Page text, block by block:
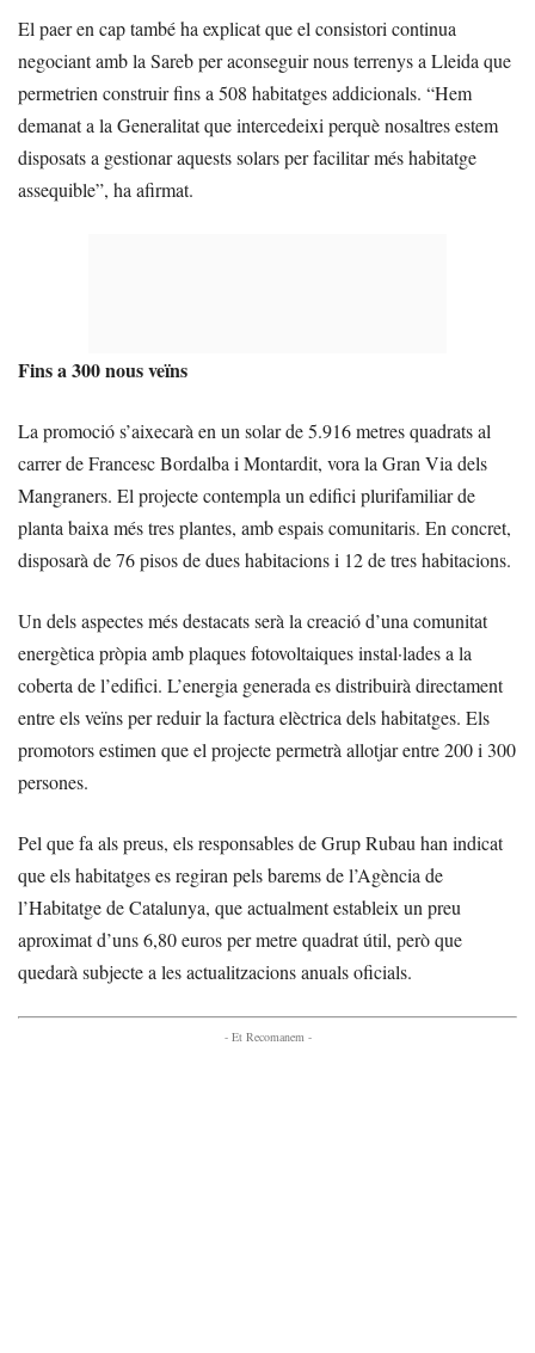
El paer en cap també ha explicat que el consistori continua
negociant amb la Sareb per aconseguir nous terrenys a Lleida que
permetrien construir fins a 508 habitatges addicionals. “Hem
demanat a la Generalitat que intercedeixi perquè nosaltres estem
disposats a gestionar aquests solars per facilitar més habitatge
assequible”, ha afirmat.
Fins a 300 nous veïns
La promoció s’aixecarà en un solar de 5.916 metres quadrats al
carrer de Francesc Bordalba i Montardit, vora la Gran Via dels
Mangraners. El projecte contempla un edifici plurifamiliar de
planta baixa més tres plantes, amb espais comunitaris. En concret,
disposarà de 76 pisos de dues habitacions i 12 de tres habitacions.
Un dels aspectes més destacats serà la creació d’una comunitat
energètica pròpia amb plaques fotovoltaiques instal·lades a la
coberta de l’edifici. L’energia generada es distribuirà directament
entre els veïns per reduir la factura elèctrica dels habitatges. Els
promotors estimen que el projecte permetrà allotjar entre 200 i 300
persones.
Pel que fa als preus, els responsables de Grup Rubau han indicat
que els habitatges es regiran pels barems de l’Agència de
l’Habitatge de Catalunya, que actualment estableix un preu
aproximat d’uns 6,80 euros per metre quadrat útil, però que
quedarà subjecte a les actualitzacions anuals oficials.
- Et Recomanem -